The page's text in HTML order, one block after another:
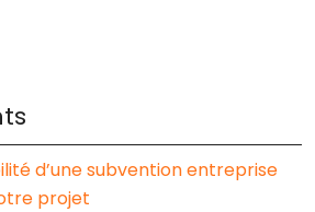
d’une subvention entreprise
projet